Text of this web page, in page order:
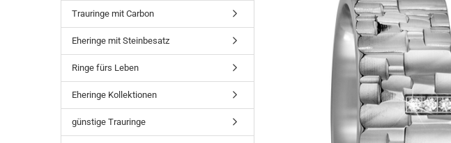
Trauringe mit Carbon
Eheringe mit Steinbesatz
Ringe fürs Leben
Eheringe Kollektionen
günstige Trauringe